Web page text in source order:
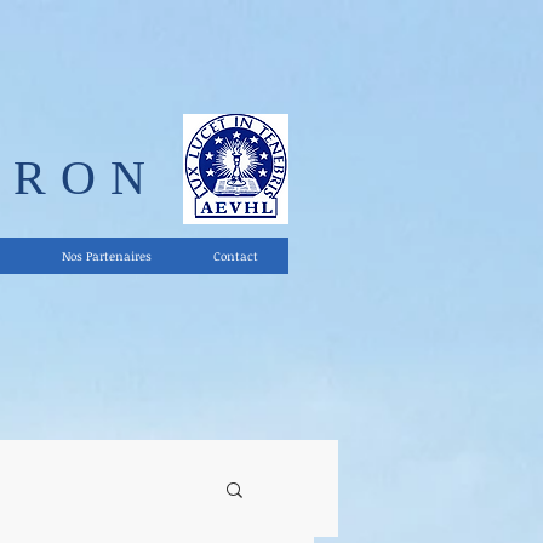
Nos Partenaires Contact